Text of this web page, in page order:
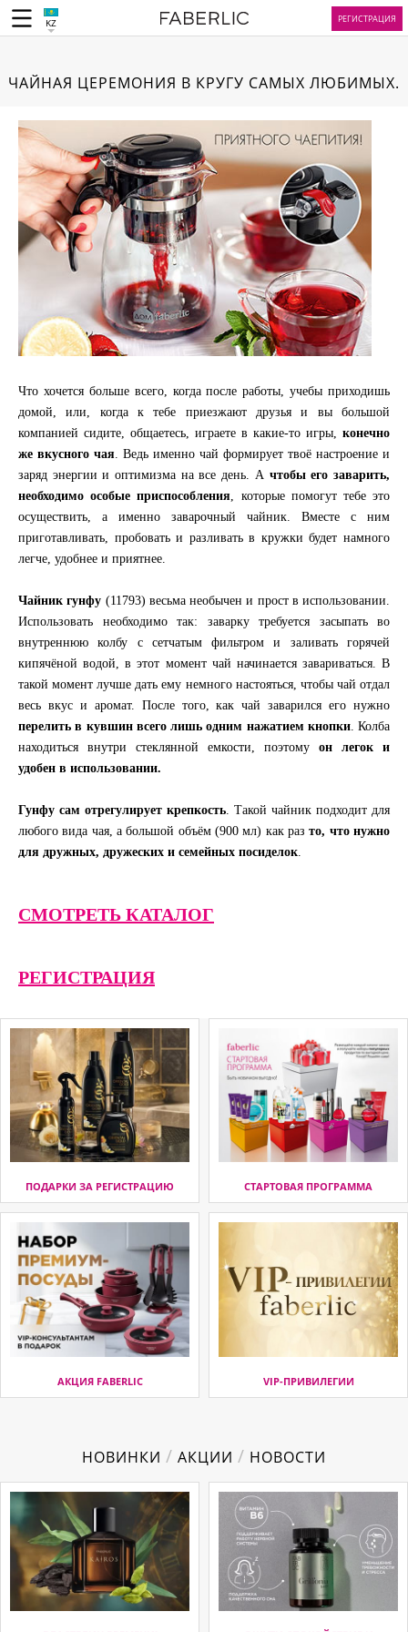
KZ РЕГИСТРАЦИЯ
ЧАЙНАЯ ЦЕРЕМОНИЯ В КРУГУ САМЫХ ЛЮБИМЫХ.
Что хочется больше всего, когда после работы, учебы приходишь
домой, или, когда к тебе приезжают друзья и вы большой
компанией сидите, общаетесь, играете в какие-то игры, конечно
же вкусного чая . Ведь именно чай формирует твоё настроение и
заряд энергии и оптимизма на все день. А чтобы его заварить,
необходимо особые приспособления , которые помогут тебе это
осуществить, а именно заварочный чайник. Вместе с ним
приготавливать, пробовать и разливать в кружки будет намного
легче, удобнее и приятнее.
Чайник гунфу (11793) весьма необычен и прост в использовании.
Использовать необходимо так: заварку требуется засыпать во
внутреннюю колбу с сетчатым фильтром и заливать горячей
кипячёной водой, в этот момент чай начинается завариваться. В
такой момент лучше дать ему немного настояться, чтобы чай отдал
весь вкус и аромат. После того, как чай заварился его нужно
перелить в кувшин всего лишь одним нажатием кнопки. Колба
находиться внутри стеклянной емкости, поэтому он легок и
удобен в использовании.
Гунфу сам отрегулирует крепкость . Такой чайник подходит для
любого вида чая, а большой объём (900 мл) как разто, что нужно
для дружных, дружеских и семейных посиделок
СМОТРЕТЬ КАТАЛОГ
РЕГИСТРАЦИЯ
ПОДАРКИ ЗА РЕГИСТРАЦИЮ СТАРТОВАЯ ПРОГРАММА
АКЦИЯ FABERLIC VIP-ПРИВИЛЕГИИ
НОВИНКИ / АКЦИИ / НОВОСТИ